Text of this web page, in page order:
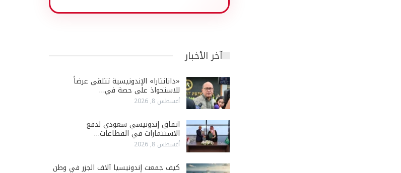
آخر الأخبار
«دانانتارا» الإندونيسية تتلقى عرضاً
للاستحواذ على حصة في…
أغسطس 8, 2026
اتفاق إندونيسي سعودي لدفع
الاستثمارات في القطاعات…
أغسطس 8, 2026
كيف جمعت إندونيسيا آلاف الجزر في وطن